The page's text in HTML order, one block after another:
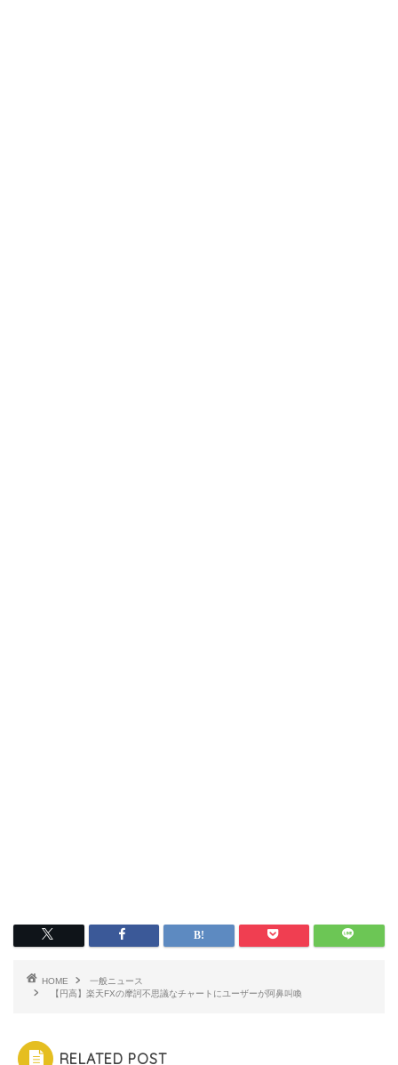
HOME
一般ニュース
【円高】楽天FXの摩訶不思議なチャートにユーザーが阿鼻叫喚
RELATED POST